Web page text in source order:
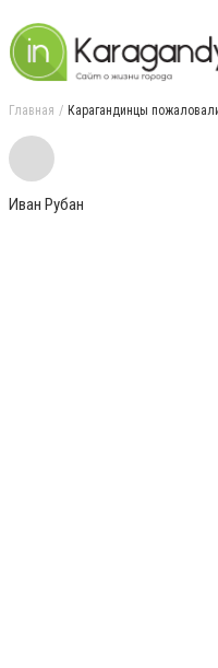
Главная Карагандинцы
Иван Рубан